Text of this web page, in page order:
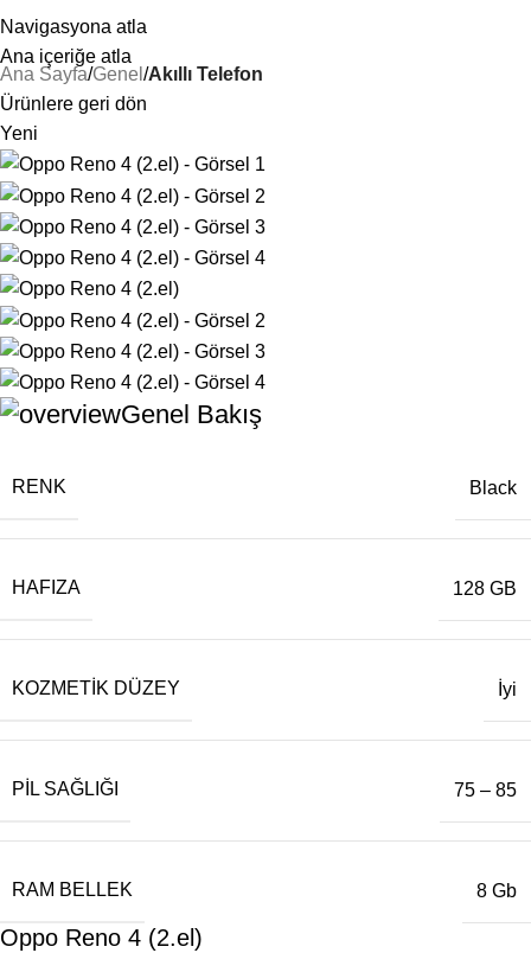
Navigasyona atla
Ana içeriğe atla
25 YILLIK TECRÜBEMİZLE SİZLERLEYİZ!
Ana Sayfa Genel Akıllı Telefon
Ürünlere geri dön
Yeni
Genel Bakış
RENK Black
HAFIZA 128 GB
KOZMETIK DÜZEY İyi
PIL SAĞLIĞI 75 – 85
RAM BELLEK 8 Gb
Oppo Reno 4 (2.el)